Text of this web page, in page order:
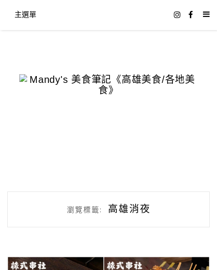
主選單
瀏覽標籤: 高雄消夜